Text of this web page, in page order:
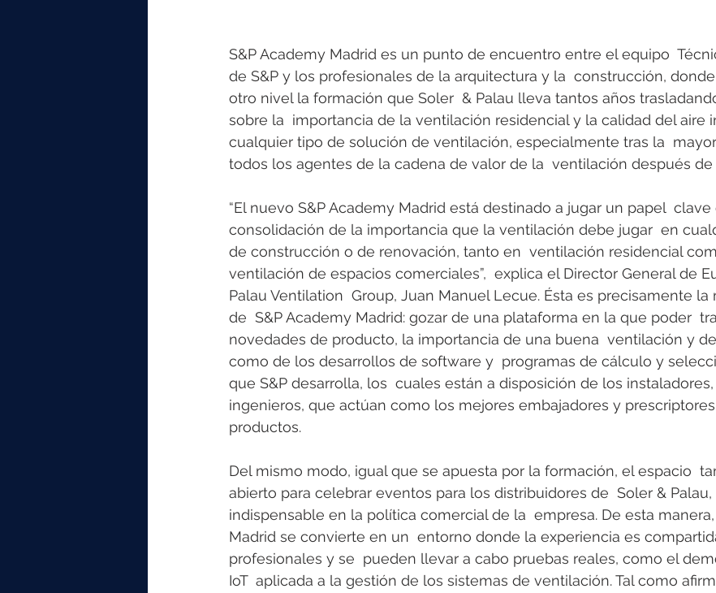
S&P Academy Madrid es un punto de encuentro entre el equipo
de S&P y los profesionales de la arquitectura y la  construcción,
otro nivel la formación que Soler  & Palau lleva tantos años
sobre la  importancia de la ventilación residencial y la calidad del aire
cualquier tipo de solución de ventilación, especialmente tras la
todos los agentes de la cadena de valor de la  ventilación después de
“El nuevo S&P Academy Madrid está destinado a jugar un papel  clave
consolidación de la importancia que la ventilación debe jugar  en
de construcción o de renovación, tanto en  ventilación residencial
ventilación de espacios comerciales”,  explica el Director General de
Palau Ventilation  Group, Juan Manuel Lecue. Ésta es precisamente
de  S&P Academy Madrid: gozar de una plataforma en la que poder
novedades de producto, la importancia de una buena  ventilación y de
como de los desarrollos de software y  programas de cálculo y
que S&P desarrolla, los  cuales están a disposición de los
ingenieros, que actúan como los mejores embajadores y
productos.
Del mismo modo, igual que se apuesta por la formación, el espacio
abierto para celebrar eventos para los distribuidores de  Soler &
indispensable en la política comercial de la  empresa. De esta
Madrid se convierte en un  entorno donde la experiencia es
profesionales y se  pueden llevar a cabo pruebas reales, como el
IoT  aplicada a la gestión de los sistemas de ventilación. Tal como